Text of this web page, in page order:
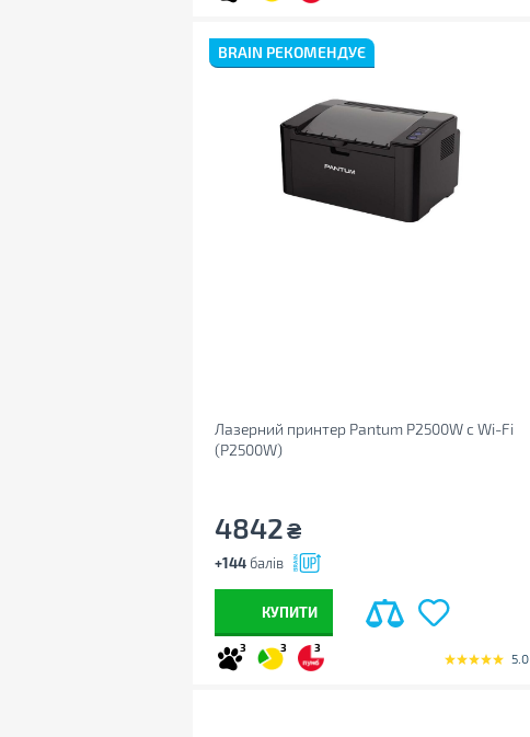
BRAIN РЕКОМЕНДУЄ
Лазерний принтер Pantum P2500W с Wi-Fi
(P2500W)
4842₴
+144 балів
КУПИТИ
3 3 3
5.0